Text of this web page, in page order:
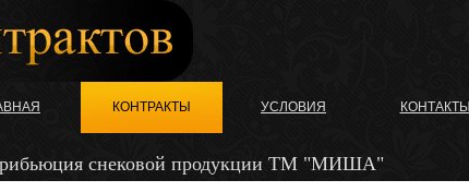
КОНТРАКТЫ УСЛОВИЯ КОНТАКТЫ
снековой продукции ТМ "МИША"